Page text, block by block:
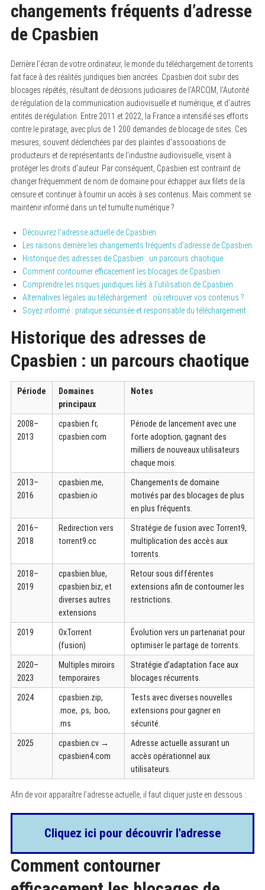
changements fréquents d’adresse
de Cpasbien
Derrière l’écran de votre ordinateur, le monde du téléchargement de torrents
fait face à des réalités juridiques bien ancrées. Cpasbien doit subir des
blocages répétés, résultant de décisions judiciaires de l’ARCOM, l’Autorité
de régulation de la communication audiovisuelle et numérique, et d’autres
entités de régulation. Entre 2011 et 2022, la France a intensifié ses efforts
contre le piratage, avec plus de 1 200 demandes de blocage de sites. Ces
mesures, souvent déclenchées par des plaintes d’associations de
producteurs et de représentants de l’industrie audiovisuelle, visent à
protéger les droits d’auteur. Par conséquent, Cpasbien est contraint de
changer fréquemment de nom de domaine pour échapper aux filets de la
censure et continuer à fournir un accès à ses contenus. Mais comment se
maintenir informé dans un tel tumulte numérique ?
Découvrez l’adresse actuelle de Cpasbien
Les raisons derrière les changements fréquents d’adresse de Cpasbien
Historique des adresses de Cpasbien : un parcours chaotique
Comment contourner efficacement les blocages de Cpasbien
Comprendre les risques juridiques liés à l’utilisation de Cpasbien
Alternatives légales au téléchargement : où retrouver vos contenus ?
Soyez informé : pratique sécurisée et responsable du téléchargement
Historique des adresses de
Cpasbien : un parcours chaotique
Période
Domaines
principaux
Notes
2008–
2013
cpasbien.fr,
cpasbien.com
Période de lancement avec une
forte adoption, gagnant des
milliers de nouveaux utilisateurs
chaque mois.
2013–
2016
cpasbien.me,
cpasbien.io
Changements de domaine
motivés par des blocages de plus
en plus fréquents.
2016–
2018
Redirection vers
torrent9.cc
Stratégie de fusion avec Torrent9,
multiplication des accès aux
torrents.
2018–
2019
cpasbien.blue,
cpasbien.biz, et
diverses autres
extensions
Retour sous différentes
extensions afin de contourner les
restrictions.
2019
OxTorrent
(fusion)
Évolution vers un partenariat pour
optimiser le partage de torrents.
2020–
2023
Multiples miroirs
temporaires
Stratégie d’adaptation face aux
blocages récurrents.
2024
cpasbien.zip,
.moe, .ps, .boo,
.ms
Tests avec diverses nouvelles
extensions pour gagner en
sécurité.
2025
cpasbien.cv →
cpasbien4.com
Adresse actuelle assurant un
accès opérationnel aux
utilisateurs.
Afin de voir apparaître l’adresse actuelle, il faut cliquer juste en dessous :
Cliquez ici pour découvrir l'adresse
Comment contourner